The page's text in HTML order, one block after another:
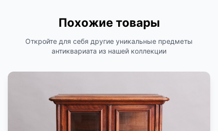
Похожие товары
Откройте для себя другие уникальные предметы
антиквариата из нашей коллекции